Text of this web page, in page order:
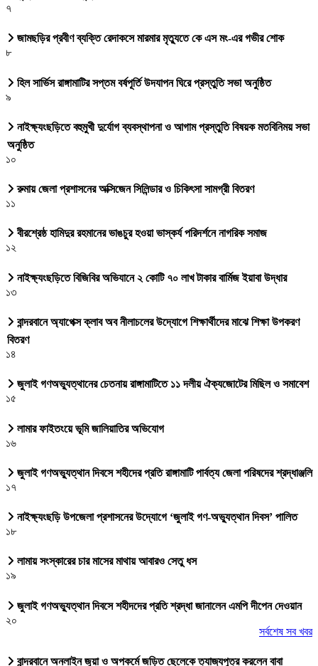
৭
জামছড়ির প্রবীণ ব্যক্তি রেদাকসে মারমার মৃত্যুতে কে এস মং-এর গভীর শোক
৮
হিল সার্ভিস রাঙ্গামাটির সপ্তম বর্ষপূর্তি উদযাপন ঘিরে প্রস্তুতি সভা অনুষ্ঠিত
৯
নাইক্ষ্যংছড়িতে বহুমুখী দুর্যোগ ব্যবস্থাপনা ও আগাম প্রস্তুতি বিষয়ক মতবিনিময় সভা
অনুষ্ঠিত
১০
রুমায় জেলা প্রশাসনের অক্সিজেন সিলিন্ডার ও চিকিৎসা সামগ্রী বিতরণ
১১
বীরশ্রেষ্ঠ হামিদুর রহমানের ভাঙচুর হওয়া ভাস্কর্য পরিদর্শনে নাগরিক সমাজ
১২
নাইক্ষ্যংছড়িতে বিজিবির অভিযানে ২ কোটি ৭০ লাখ টাকার বার্মিজ ইয়াবা উদ্ধার
১৩
বান্দরবানে অ্যাপেক্স ক্লাব অব নীলাচলের উদ্যোগে শিক্ষার্থীদের মাঝে শিক্ষা উপকরণ
বিতরণ
১৪
জুলাই গণঅভ্যুত্থানের চেতনায় রাঙ্গামাটিতে ১১ দলীয় ঐক্যজোটের মিছিল ও সমাবেশ
১৫
লামার ফাইতংয়ে ভূমি জালিয়াতির অভিযোগ
১৬
জুলাই গণঅভ্যুত্থান দিবসে শহীদের প্রতি রাঙ্গামাটি পার্বত্য জেলা পরিষদের শ্রদ্ধাঞ্জলি
১৭
নাইক্ষ্যংছড়ি উপজেলা প্রশাসনের উদ্যোগে ‘জুলাই গণ-অভ্যুত্থান দিবস’ পালিত
১৮
লামায় সংস্কারের চার মাসের মাথায় আবারও সেতু ধস
১৯
জুলাই গণঅভ্যুত্থান দিবসে শহীদদের প্রতি শ্রদ্ধা জানালেন এমপি দীপেন দেওয়ান
২০
সর্বশেষ সব খবর
বান্দরবানে অনলাইন জুয়া ও অপকর্মে জড়িত ছেলেকে ত্যাজ্যপুত্র করলেন বাবা